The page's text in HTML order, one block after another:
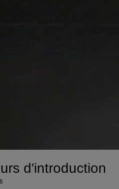
d'introduction